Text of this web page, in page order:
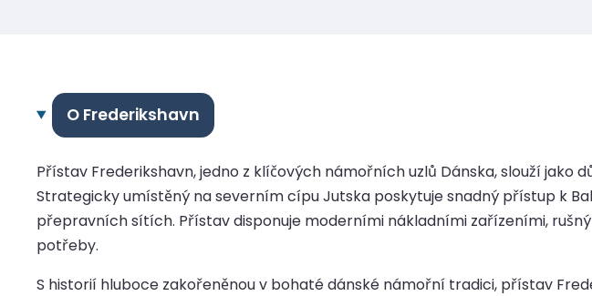
O Frederikshavn
Přístav Frederikshavn, jedno z klíčových námořních uzlů Dánska, slouží
Strategicky umístěný na severním cípu Jutska poskytuje snadný přístup k
přepravních sítích. Přístav disponuje moderními nákladními zařízeními,
potřeby.
S historií hluboce zakořeněnou v bohaté dánské námořní tradici, přístav